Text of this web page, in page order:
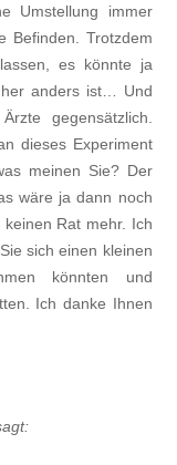
Umstellung immer
Befinden. Trotzdem
es könnte ja
anders ist… Und
gegensätzlich.
dieses Experiment
meinen Sie? Der
wäre ja dann noch
Rat mehr. Ich
sich einen kleinen
könnten und
Ich danke Ihnen